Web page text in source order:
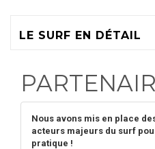
LE SURF EN DÉTAIL
Nous avons mis en place
acteurs majeurs du surf
pratique !